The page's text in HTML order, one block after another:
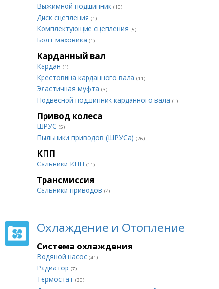
Выжимной подшипник (10)
Диск сцепления (1)
Комплектующие сцепления (5)
Болт маховика (1)
Карданный вал
Кардан (1)
Крестовина карданного вала (11)
Эластичная муфта (3)
Подвесной подшипник карданного вала (1)
Привод колеса
ШРУС (5)
Пыльники приводов (ШРУСа) (26)
КПП
Сальники КПП (11)
Трансмиссия
Сальники приводов (4)
Охлаждение и Отопление
Система охлаждения
Водяной насос (41)
Радиатор (7)
Термостат (30)